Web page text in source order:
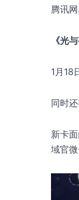
腾讯
《光
1月18
同时
新卡
域官